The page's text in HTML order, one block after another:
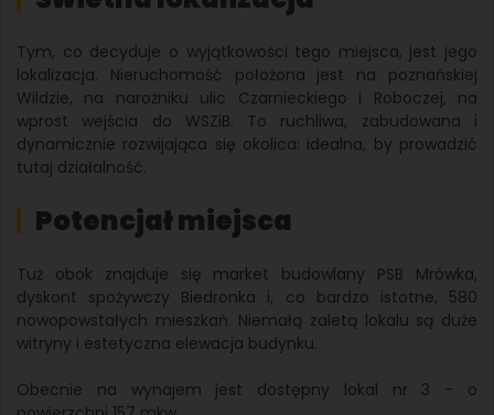
Tym, co decyduje o wyjątkowości tego miejsca, jest jego
lokalizacja. Nieruchomość położona jest na poznańskiej
Wildzie, na narożniku ulic Czarnieckiego i Roboczej, na
wprost wejścia do WSZiB. To ruchliwa, zabudowana i
dynamicznie rozwijająca się okolica: idealna, by prowadzić
tutaj działalność.
Potencjał miejsca
Tuż obok znajduje się market budowlany PSB Mrówka,
dyskont spożywczy Biedronka i, co bardzo istotne, 580
nowopowstałych mieszkań. Niemałą zaletą lokalu są duże
witryny i estetyczna elewacja budynku.
Obecnie na wynajem jest dostępny lokal nr 3 - o